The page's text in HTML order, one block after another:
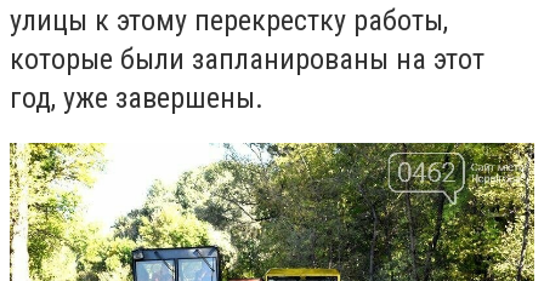
улицы к этому перекрестку работы,
которые были запланированы на этот
год, уже завершены.